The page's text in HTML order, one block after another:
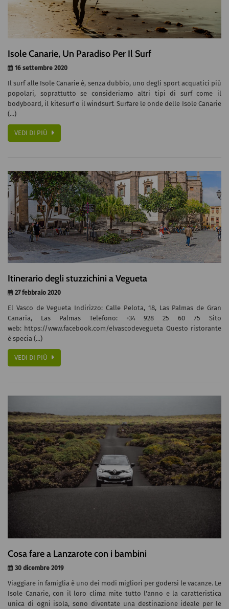
Isole Canarie, Un Paradiso Per Il Surf
16 settembre 2020
Il surf alle Isole Canarie è, senza dubbio, uno degli sport acquatici più
popolari, soprattutto se consideriamo altri tipi di surf come il
bodyboard, il kitesurf o il windsurf. Surfare le onde delle Isole Canarie
(...)
VEDI DI PIÙ
Itinerario degli stuzzichini a Vegueta
27 febbraio 2020
El Vasco de Vegueta Indirizzo: Calle Pelota, 18, Las Palmas de Gran
Canaria, Las Palmas Telefono: +34 928 25 60 75 Sito
web: https://www.facebook.com/elvascodevegueta Questo ristorante
è specia (...)
VEDI DI PIÙ
Cosa fare a Lanzarote con i bambini
30 dicembre 2019
Viaggiare in famiglia è uno dei modi migliori per godersi le vacanze. Le
Isole Canarie, con il loro clima mite tutto l'anno e la caratteristica
unica di ogni isola, sono diventate una destinazione ideale per le